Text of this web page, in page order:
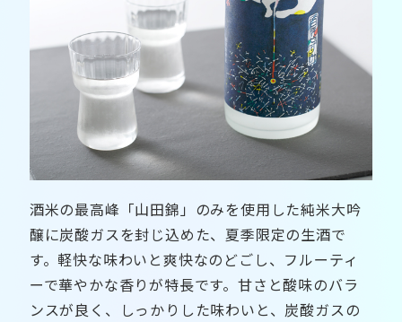
酒米の最高峰「山田錦」のみを使用した純米大吟
醸に炭酸ガスを封じ込めた、夏季限定の生酒で
す。軽快な味わいと爽快なのどごし、フルーティ
ーで華やかな香りが特長です。甘さと酸味のバラ
ンスが良く、しっかりした味わいと、炭酸ガスの